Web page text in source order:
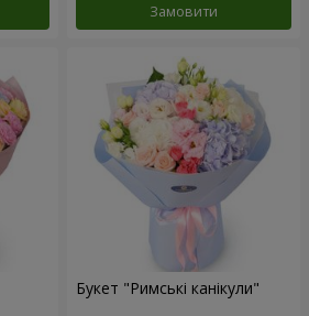
Замовити
Букет "Римські канікули"